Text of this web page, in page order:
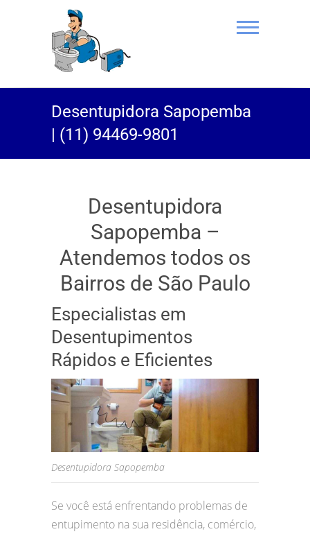
(11) 94469-
9801 |
Rei do Esgoto
Desentupidora Sapopemba
| (11) 94469-9801
Desentupidora
Sapopemba –
Atendemos todos os
Bairros de São Paulo
Especialistas em
Desentupimentos
Rápidos e Eficientes
Desentupidora Sapopemba
Se você está enfrentando problemas de
entupimento na sua residência, comércio,